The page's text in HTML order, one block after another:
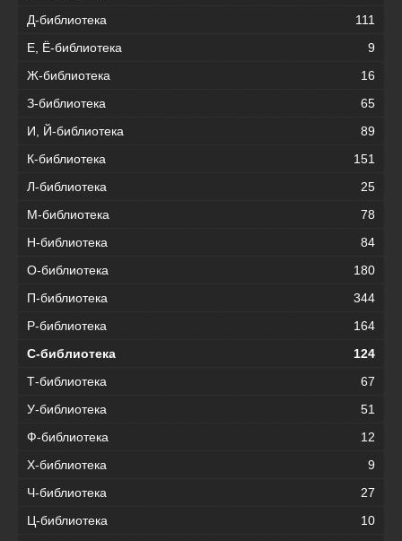
Д-библиотека
111
Е, Ё-библиотека
9
Ж-библиотека
16
З-библиотека
65
И, Й-библиотека
89
К-библиотека
151
Л-библиотека
25
М-библиотека
78
Н-библиотека
84
О-библиотека
180
П-библиотека
344
Р-библиотека
164
С-библиотека
124
Т-библиотека
67
У-библиотека
51
Ф-библиотека
12
Х-библиотека
9
Ч-библиотека
27
Ц-библиотека
10